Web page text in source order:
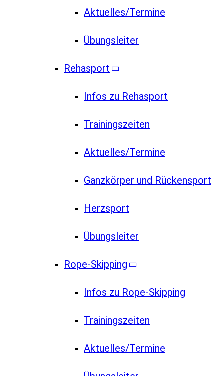
Aktuelles/Termine
Übungsleiter
Rehasport
Infos zu Rehasport
Trainingszeiten
Aktuelles/Termine
Ganzkörper und Rückensport
Herzsport
Übungsleiter
Rope-Skipping
Infos zu Rope-Skipping
Trainingszeiten
Aktuelles/Termine